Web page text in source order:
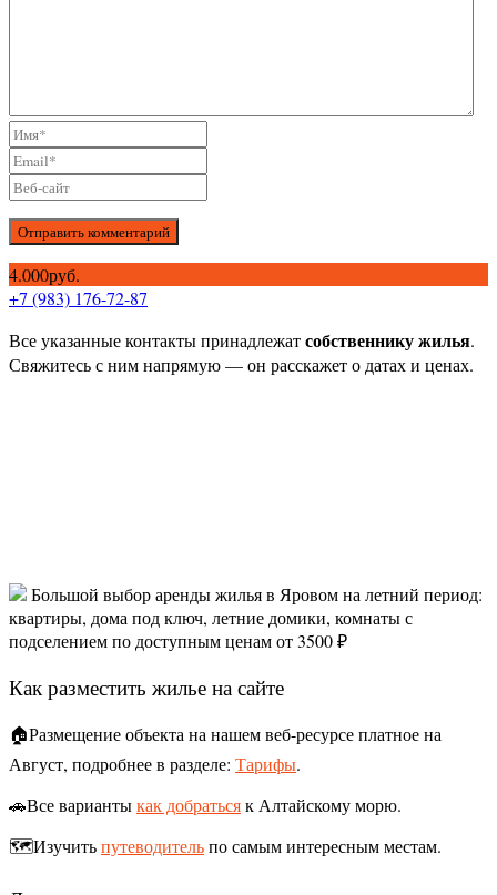
Отправить комментарий
4.000руб.
+7 (983) 176-72-87
Все указанные контакты принадлежатсобственнику жилья.
Свяжитесь с ним напрямую — он расскажет о датах и ценах.
Большой выбор аренды жилья в Яровом на летний период:
квартиры, дома под ключ, летние домики, комнаты с
подселением по доступным ценам от 3500 ₽
Как разместить жилье на сайте
🏠Размещение объекта на нашем веб-ресурсе платное на
Август, подробнее в разделе: Тарифы.
🚗Все вариантыкак добратьсяк Алтайскому морю.
🗺️Изучитьпутеводительпо самым интересным местам.